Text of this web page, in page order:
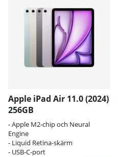
Apple iPad Air 11.0 (2024)
256GB
- Apple M2-chip och Neural
Engine
- Liquid Retina-skärm
- USB-C-port